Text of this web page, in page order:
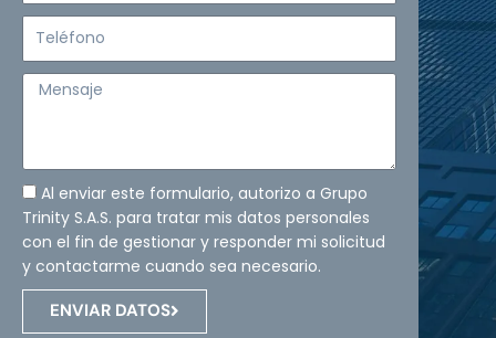
Mensaje
Al enviar este formulario, autorizo a Grupo
Trinity S.A.S. para tratar mis datos personales
con el fin de gestionar y responder mi solicitud
y contactarme cuando sea necesario.
ENVIAR DATOS